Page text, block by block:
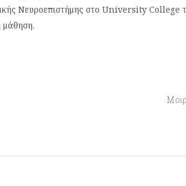
Νευροεπιστήμης στο University College
μάθηση.